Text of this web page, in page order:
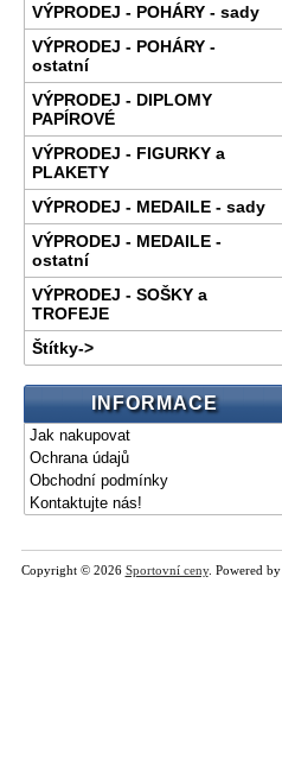
VÝPRODEJ - POHÁRY - sady
VÝPRODEJ - POHÁRY -
ostatní
VÝPRODEJ - DIPLOMY
PAPÍROVÉ
VÝPRODEJ - FIGURKY a
PLAKETY
VÝPRODEJ - MEDAILE - sady
VÝPRODEJ - MEDAILE -
ostatní
VÝPRODEJ - SOŠKY a
TROFEJE
Štítky->
INFORMACE
Jak nakupovat
Ochrana údajů
Obchodní podmínky
Kontaktujte nás!
Copyright © 2026 Sportovní ceny. Powered by